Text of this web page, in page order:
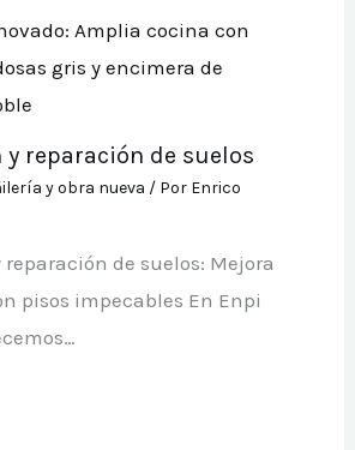
reparación de suelos
y obra nueva / Por Enrico
de suelos: Mejora
pisos impecables En Enpi